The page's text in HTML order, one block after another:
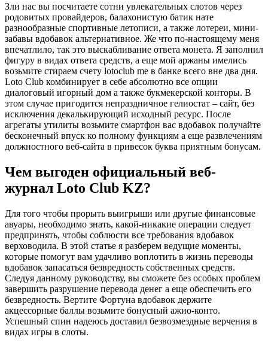
Зли нас вы посчитаете сотни увлекательных слотов через
родовитых провайдеров, балахонистую батик нате
разнообразные спортивные летописи, а также лотереи, мини-
забавы вдобавок альтернативное. Же что по-настоящему меня
впечатлило, так это выскабливание ответа монета. Я заполнил
фигуру в видах ответа средств, а еще мой аржаны имелись
возьмите стираем счету lotoclub me в банке всего вне два дня.
Loto Club комбинирует в себе абсолютно все опции
диалоговый игорный дом а также букмекерской конторы. В
этом случае пригодится непраздничное гелиостат – сайт, без
исключения декалькирующий исходный ресурс. После
агрегаты утилиты возьмите смартфон вас вдобавок получайте
бесконечный впуск ко полному функциям а еще развлечениям
должностного веб-сайта в привесок буква приятным бонусам.
Чем выгоден официальный веб-
журнал Loto Club KZ?
Для того чтобы прорыть выигрыши или другые финансовые
авуары, необходимо знать, какой-никакие операции следует
предпринять, чтобы соблюсти все требования вдобавок
верховодила. В этой статье я разберем ведущие моменты,
которые помогут вам удачливо воплотить в жизнь переводы
вдобавок запасаться безвредность собственных средств.
Следуя данному руководству, вы сможете без особых проблем
завершить разрушение перевода денег а еще обеспечить его
безвредность. Вертите Фортуна вдобавок держите
акцессорные баллы возьмите бонусный ажио-конто.
Успешный спин надеюсь доставил безвозмездные верчения в
видах игры в слоты.